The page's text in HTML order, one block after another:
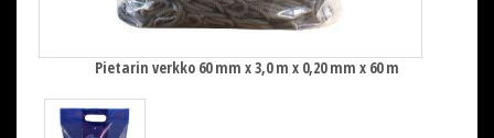
Pietarin verkko 60 mm x 3,0 m x 0,20 mm x 60 m